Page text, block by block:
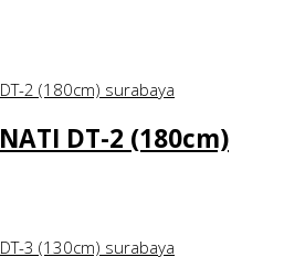
DT-2 (180cm)